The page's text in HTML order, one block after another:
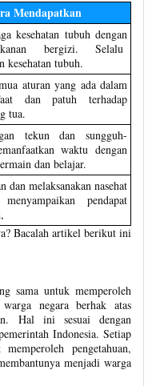
Mendapatkan
kesehatan tubuh dengan
bergizi. Selalu
kesehatan tubuh.
aturan yang ada dalam
dan patuh terhadap
tua.
tekun dan sungguh-
waktu dengan
dan belajar.
dan melaksanakan nasehat
pendapat
Bacalah artikel berikut ini
sama untuk memperoleh
negara berhak atas
Hal ini sesuai dengan
Indonesia. Setiap
pengetahuan,
menjadi warga